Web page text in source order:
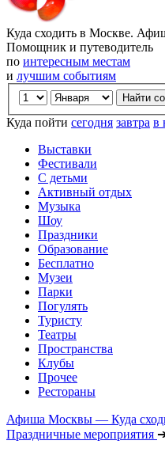
Куда сходить в Москве.
Помощник и путеводитель
по интересным местам
и лучшим событиям
Куда пойти сегодня завтра в
Выставки
Фестивали
С детьми
Активный отдых
Музыка
Шоу
Праздники
Образование
Бесплатно
Музеи
Парки
Погулять
Туристу
Театры
Пространства
Клубы
Прочее
Рестораны
Афиша Москвы — Куда
Праздничные мероприятия